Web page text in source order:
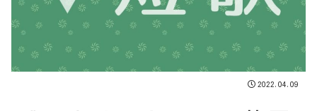
2022.04.09